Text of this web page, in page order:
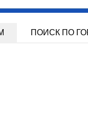
ПОИСК ПО